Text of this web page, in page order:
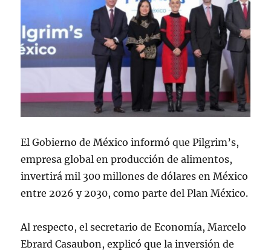
El Gobierno de México informó que Pilgrim’s,
empresa global en producción de alimentos,
invertirá mil 300 millones de dólares en México
entre 2026 y 2030, como parte del Plan México.
Al respecto, el secretario de Economía, Marcelo
Ebrard Casaubon, explicó que la inversión de